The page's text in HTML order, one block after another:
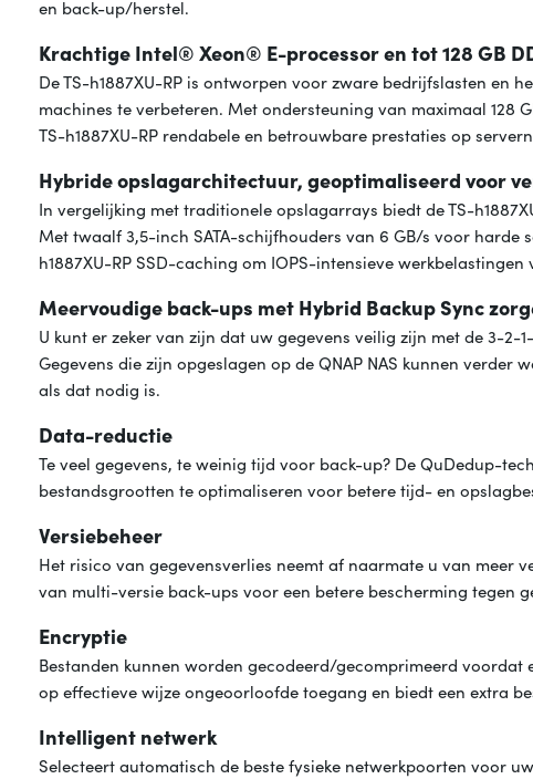
en back-up/herstel.
Krachtige Intel® Xeon® E-processor en tot 128 GB
De TS-h1887XU-RP is ontworpen voor zware bedrijfslasten en
machines te verbeteren. Met ondersteuning van maximaal 128
TS-h1887XU-RP rendabele en betrouwbare prestaties op
Hybride opslagarchitectuur, geoptimaliseerd voor
In vergelijking met traditionele opslagarrays biedt de TS-
Met twaalf 3,5-inch SATA-schijfhouders van 6 GB/s voor harde
h1887XU-RP SSD-caching om IOPS-intensieve
Meervoudige back-ups met Hybrid Backup Sync
U kunt er zeker van zijn dat uw gegevens veilig zijn met de 3-
Gegevens die zijn opgeslagen op de QNAP NAS kunnen verder
als dat nodig is.
Data-reductie
Te veel gegevens, te weinig tijd voor back-up? De QuDedup-
bestandsgrootten te optimaliseren voor betere tijd- en
Versiebeheer
Het risico van gegevensverlies neemt af naarmate u van meer
van multi-versie back-ups voor een betere bescherming tegen
Encryptie
Bestanden kunnen worden gecodeerd/gecomprimeerd
op effectieve wijze ongeoorloofde toegang en biedt een extra
Intelligent netwerk
Selecteert automatisch de beste fysieke netwerkpoorten voor